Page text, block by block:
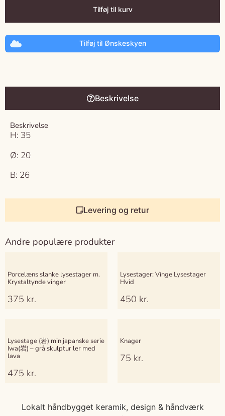
Tilføj til kurv
Tilføj til Ønskeskyen
Beskrivelse
Levering og retur
Beskrivelse
H: 35
Ø: 20
B: 26
Andre populære produkter
Porcelæns slanke lysestager m.
Krystaltynde vinger
375 kr.
Lysestager: Vinge Lysestager
Hvid
450 kr.
Lysestage (岩) min japanske serie
Iwa(岩) – grå skulptur ler med
lava
475 kr.
Knager
75 kr.
Lokalt håndbygget keramik, design & håndværk